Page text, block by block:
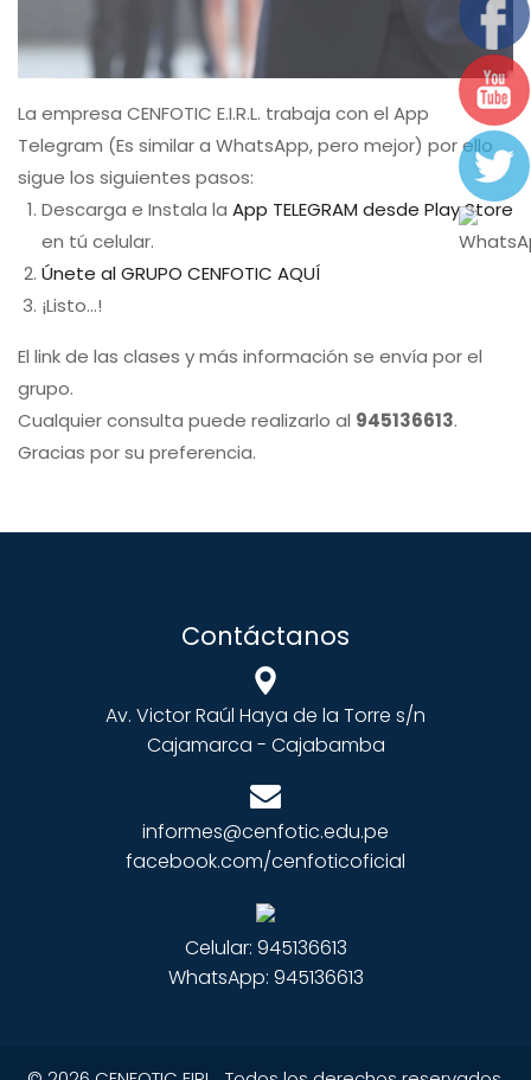
La empresa CENFOTIC E.I.R.L. trabaja con el App
Telegram (Es similar a WhatsApp, pero mejor) por ello
sigue los siguientes pasos:
Descarga e Instala la App TELEGRAM desde Play Store
en tú celular.
Únete al GRUPO CENFOTIC AQUÍ
¡Listo...!
El link de las clases y más información se envía por el
grupo.
Cualquier consulta puede realizarlo al 945136613.
Gracias por su preferencia.
Contáctanos
Av. Victor Raúl Haya de la Torre s/n
Cajamarca - Cajabamba
informes@cenfotic.edu.pe
facebook.com/cenfoticoficial
Celular: 945136613
WhatsApp: 945136613